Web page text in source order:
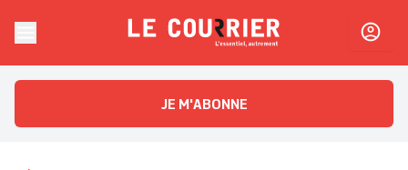
Le CourrierL'essentiel, autrement
JE M'ABONNE